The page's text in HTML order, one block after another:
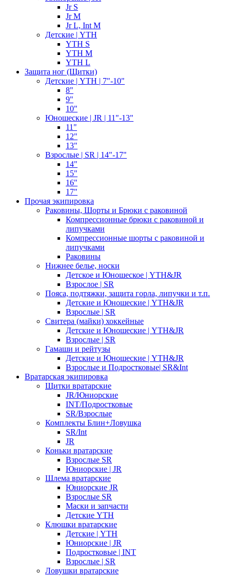
Jr S
Jr M
Jr L, Int M
Детские | YTH
YTH S
YTH M
YTH L
Защита ног (Щитки)
Детские | YTH | 7"-10"
8"
9"
10"
Юношеские | JR | 11"-13"
11"
12"
13"
Взрослые | SR | 14"-17"
14"
15"
16"
17"
Прочая экипировка
Раковины, Шорты и Брюки с раковиной
Компрессионные брюки с раковиной и
липучками
Компрессионные шорты с раковиной и
липучками
Раковины
Нижнее белье, носки
Детское и Юношеское | YTH&JR
Взрослое | SR
Пояса, подтяжки, защита горла, липучки и т.п.
Детские и Юношеские | YTH&JR
Взрослые | SR
Свитера (майки) хоккейные
Детские и Юношеские | YTH&JR
Взрослые | SR
Гамаши и рейтузы
Детские и Юношеские | YTH&JR
Взрослые и Подростковые| SR&Int
Вратарская экипировка
Щитки вратарские
JR/Юниорские
INT/Подростковые
SR/Взрослые
Комплекты Блин+Ловушка
SR/Int
JR
Коньки вратарские
Взрослые SR
Юниорские | JR
Шлема вратарские
Юниорские JR
Взрослые SR
Маски и запчасти
Детские YTH
Клюшки вратарские
Детские | YTH
Юниорские | JR
Подростковые | INT
Взрослые | SR
Ловушки вратарские